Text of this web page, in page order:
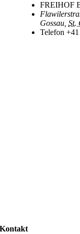
FREIHOF
Gossau St.
Telefon
Kontakt